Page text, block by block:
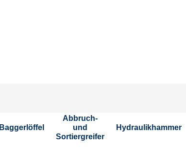
Stellen
Baggerlöffel
Abbruch-
und
Sortiergreifer
Hydraulikhammer